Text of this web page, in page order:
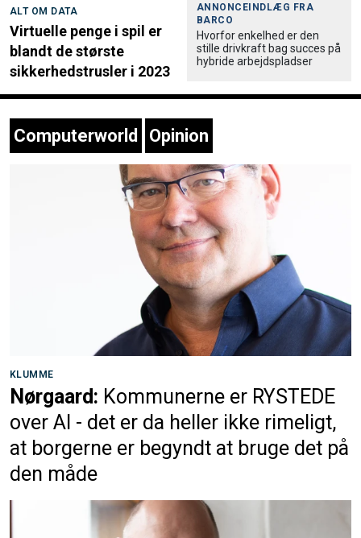
ALT OM DATA
Virtuelle penge i spil er
blandt de største
sikkerhedstrusler i 2023
ANNONCEINDLÆG FRA
BARCO
Hvorfor enkelhed er den
stille drivkraft bag succes på
hybride arbejdspladser
Computerworld Opinion
KLUMME
Nørgaard: Kommunerne er RYSTEDE
over AI - det er da heller ikke rimeligt,
at borgerne er begyndt at bruge det på
den måde